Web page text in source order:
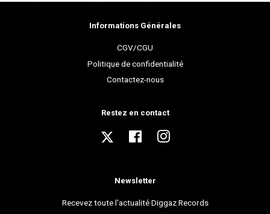
Informations Générales
CGV/CGU
Politique de confidentialité
Contactez-nous
Restez en contact
Twitter FacebookInstagram
Newsletter
Recevez toute l'actualité Diggaz Records